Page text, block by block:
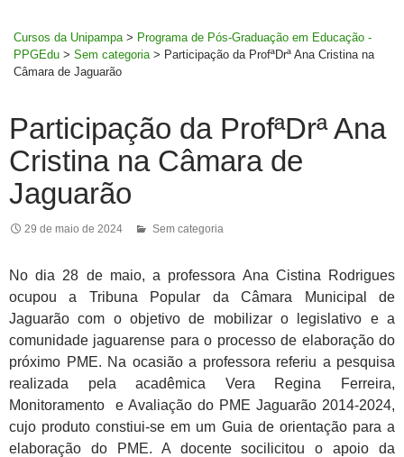
Cursos da Unipampa > Programa de Pós-Graduação em Educação -
PPGEdu > Sem categoria > Participação da ProfªDrª Ana Cristina na
Câmara de Jaguarão
Participação da ProfªDrª Ana
Cristina na Câmara de
Jaguarão
29 de maio de 2024 Sem categoria
No dia 28 de maio, a professora Ana Cistina Rodrigues
ocupou a Tribuna Popular da Câmara Municipal de
Jaguarão com o objetivo de mobilizar o legislativo e a
comunidade jaguarense para o processo de elaboração do
próximo PME. Na ocasião a professora referiu a pesquisa
realizada pela acadêmica Vera Regina Ferreira,
Monitoramento e Avaliação do PME Jaguarão 2014-2024,
cujo produto constiui-se em um Guia de orientação para a
elaboração do PME. A docente socilicitou o apoio da